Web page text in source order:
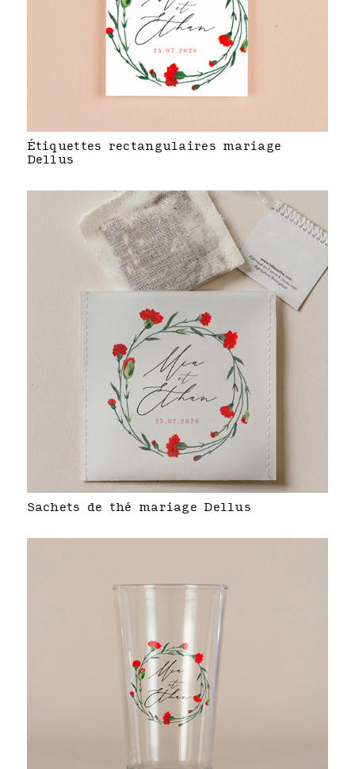
Étiquettes rectangulaires mariage
Dellus
Sachets de thé mariage Dellus